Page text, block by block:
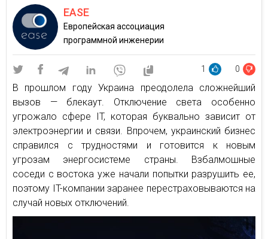
EASE
Европейская ассоциация
программной инженерии
1 0
В прошлом году Украина преодолела сложнейший
вызов — блекаут. Отключение света особенно
угрожало сфере IT, которая буквально зависит от
электроэнергии и связи. Впрочем, украинский бизнес
справился с трудностями и готовится к новым
угрозам энергосистеме страны. Взбалмошные
соседи с востока уже начали попытки разрушить ее,
поэтому IT-компании заранее перестраховываются на
случай новых отключений.